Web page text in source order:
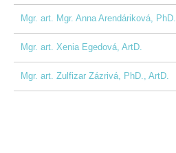
Mgr. art. Mgr. Anna Arendáriková, PhD.
Mgr. art. Xenia Egedová, ArtD.
Mgr. art. Zulfizar Zázrivá, PhD., ArtD.